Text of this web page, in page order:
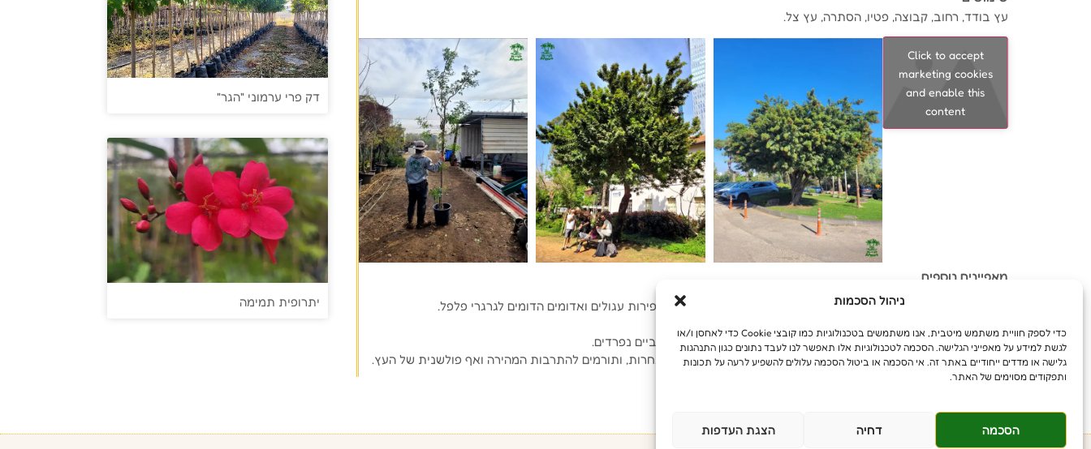
ניהול הסכמות
כדי לספק חוויית משתמש מיטבית, אנו משתמשים בטכנולוגיות כמו קובצי Cookie כדי לאחסן ו/או
לגשת למידע על מאפייני הגלישה. הסכמה לטכנולוגיות אלו תאפשר לנו לעבד נתונים כגון התנהגות
גלישה או מדדים ייחודיים באתר זה. אי הסכמה או ביטול הסכמה עלולים להשפיע לרעה על תכונות
ותפקודים מסוימים של האתר.
הסכמה דחיה הצגת העדפות
עץ בודד, רחוב, קבוצה, פטיו, הסתרה, עץ צל.
Click to accept
marketing cookies
and enable this
content
מאפיינים נוספים
מראה: עלווה עשירה הדומה לאלה הארץ-ישראלית, פריחה ריחנית ופירות עגולים ואדומים הדומים לגרגרי פלפל.
רבייה: הפלפלון הוא עץ דו-ביתי, כלומר ישנם עצים זכריים ועצים נקביים נפרדים.
פירות: פירותיו מכילים זרעים רבים, המופצים על ידי ציפורים וחיות אחרות, ותורמים להתרבות המהירה ואף פולשנית של העץ.
דק פרי ערמוני "הגר"
יתרופית תמימה